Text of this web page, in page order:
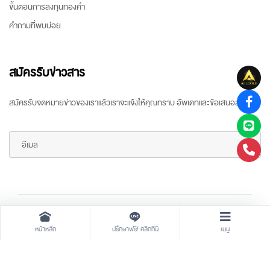
ขั้นตอนการลงทุนทองคำ
คำถามที่พบบ่อย
สมัครรับข่าวสาร
สมัครรับจดหมายข่าวของเราแล้วเราจะแจ้งให้คุณทราบ อัพเดทและข้อเสนอล่าสุด
Copyright © 2026 All rights reserved ARR Gold Trading
หน้าหลัก ปรึกษาฟรี! คลิกที่นี่ เมนู